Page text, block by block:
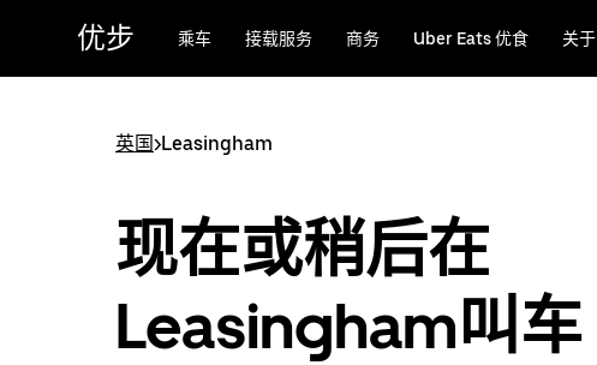
优步 乘车 接载服务 商务 Uber Eats 优食 关于
英国>Leasingham
现在或稍后在
Leasingham叫车